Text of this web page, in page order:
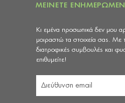
ΜΕΙΝΕΤΕ
Κι εμένα προσωπικά δεν μου
μοιραστώ τα στοιχεία σας.
διατροφικές συμβουλές και
επιθυμείτε!